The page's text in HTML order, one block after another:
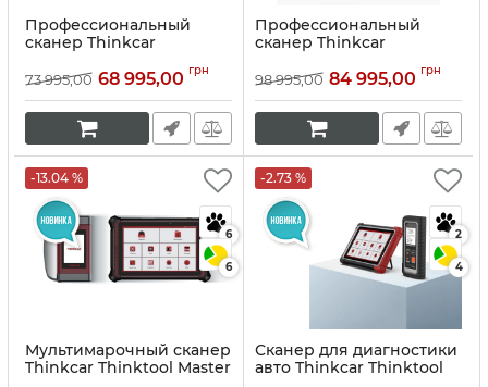
Профессиональный
сканер Thinkcar
Артикул:10054
73 995,00 68 995,00 грн
Профессиональный
сканер Thinkcar
Артикул:10055
98 995,00 84 995,00 грн
-13.04 %
6
6
Мультимарочный сканер
Thinkcar Thinktool Master
-2.73 %
2
4
Сканер для диагностики
авто Thinkcar Thinktool